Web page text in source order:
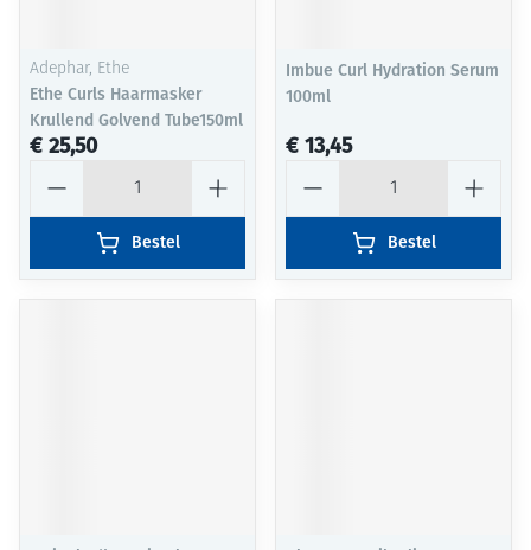
Adephar, Ethe
Ethe Curls Haarmasker
Krullend Golvend Tube150ml
€ 25,50
Bestel
Imbue Curl Hydration Serum
100ml
€ 13,45
Bestel